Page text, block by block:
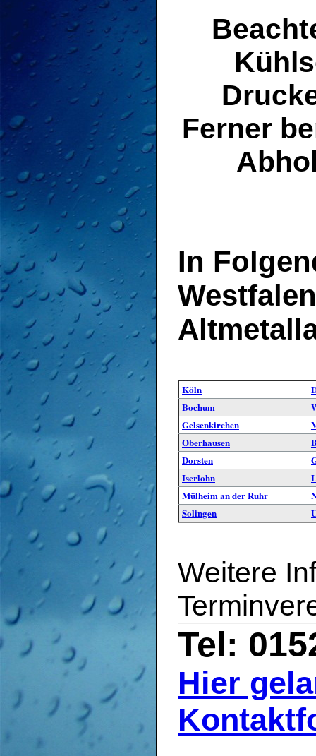
Ferner
In
Köln
Bochum
Gelsenkirchen
Oberhausen
Dorsten
Iserlohn
Mülheim an der Ruhr
Solingen
Weitere
Tel:
Hier